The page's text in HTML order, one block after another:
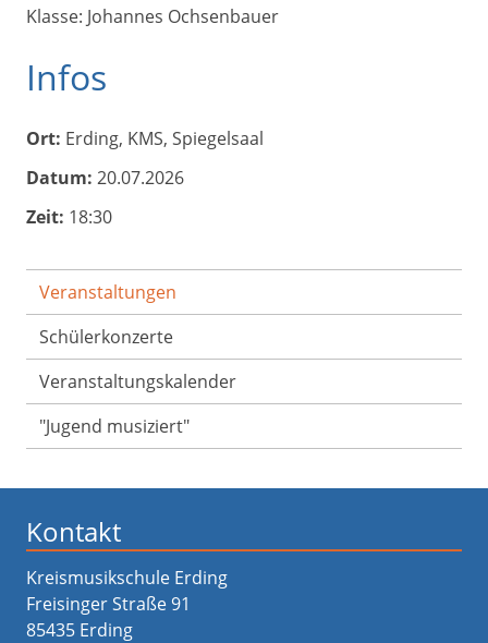
Veranstaltungen
Schülerkonzerte
Veranstaltungs­kalender
"Jugend musiziert"
Klasse: Johannes Ochsenbauer
Infos
Ort: Erding, KMS, Spiegelsaal
Datum: 20.07.2026
Zeit: 18:30
Kontakt
Kreismusikschule Erding
Freisinger Straße 91
85435 Erding